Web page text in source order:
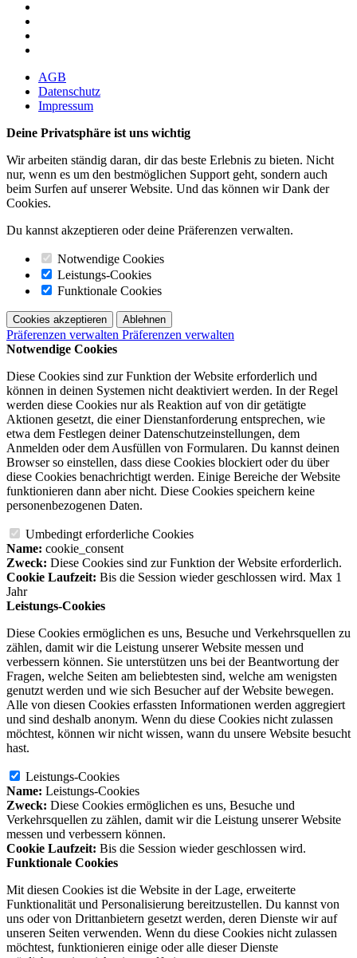
AGB
Datenschutz
Impressum
Deine Privatsphäre ist uns wichtig
Wir arbeiten ständig daran, dir das beste Erlebnis zu bieten. Nicht
nur, wenn es um den bestmöglichen Support geht, sondern auch
beim Surfen auf unserer Website. Und das können wir Dank der
Cookies.
Du kannst akzeptieren oder deine Präferenzen verwalten.
Notwendige Cookies
Leistungs-Cookies
Funktionale Cookies
Cookies akzeptieren Ablehnen
Präferenzen verwalten Präferenzen verwalten
Notwendige Cookies
Diese Cookies sind zur Funktion der Website erforderlich und
können in deinen Systemen nicht deaktiviert werden. In der Regel
werden diese Cookies nur als Reaktion auf von dir getätigte
Aktionen gesetzt, die einer Dienstanforderung entsprechen, wie
etwa dem Festlegen deiner Datenschutzeinstellungen, dem
Anmelden oder dem Ausfüllen von Formularen. Du kannst deinen
Browser so einstellen, dass diese Cookies blockiert oder du über
diese Cookies benachrichtigt werden. Einige Bereiche der Website
funktionieren dann aber nicht. Diese Cookies speichern keine
personenbezogenen Daten.
Umbedingt erforderliche Cookies
Name: cookie_consent
Zweck: Diese Cookies sind zur Funktion der Website erforderlich.
Cookie Laufzeit: Bis die Session wieder geschlossen wird. Max 1
Jahr
Leistungs-Cookies
Diese Cookies ermöglichen es uns, Besuche und Verkehrsquellen zu
zählen, damit wir die Leistung unserer Website messen und
verbessern können. Sie unterstützen uns bei der Beantwortung der
Fragen, welche Seiten am beliebtesten sind, welche am wenigsten
genutzt werden und wie sich Besucher auf der Website bewegen.
Alle von diesen Cookies erfassten Informationen werden aggregiert
und sind deshalb anonym. Wenn du diese Cookies nicht zulassen
möchtest, können wir nicht wissen, wann du unsere Website besucht
hast.
Leistungs-Cookies
Name: Leistungs-Cookies
Zweck: Diese Cookies ermöglichen es uns, Besuche und
Verkehrsquellen zu zählen, damit wir die Leistung unserer Website
messen und verbessern können.
Cookie Laufzeit: Bis die Session wieder geschlossen wird.
Funktionale Cookies
Mit diesen Cookies ist die Website in der Lage, erweiterte
Funktionalität und Personalisierung bereitzustellen. Du kannst von
uns oder von Drittanbietern gesetzt werden, deren Dienste wir auf
unseren Seiten verwenden. Wenn du diese Cookies nicht zulassen
möchtest, funktionieren einige oder alle dieser Dienste